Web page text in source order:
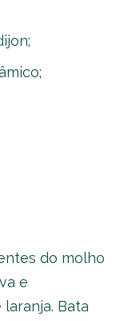
do molho
e
Bata